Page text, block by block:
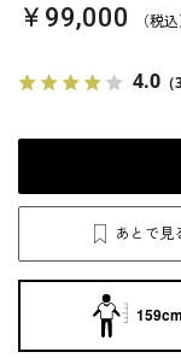
￥99,000 （税込
4.0 （
あとで見